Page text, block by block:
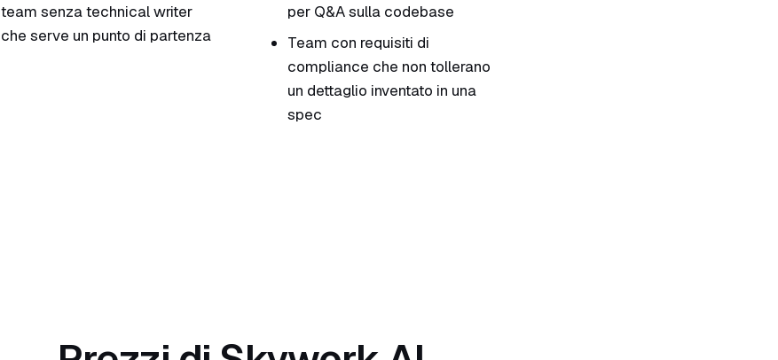
team senza technical writer
che serve un punto di partenza
per Q&A sulla codebase
Team con requisiti di
compliance che non tollerano
un dettaglio inventato in una
spec